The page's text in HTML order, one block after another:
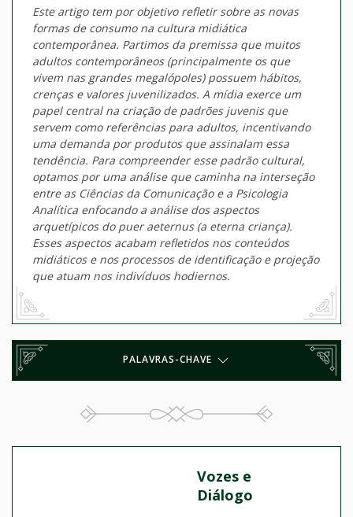
Este artigo tem por objetivo refletir sobre as novas
formas de consumo na cultura midiática
contemporânea. Partimos da premissa que muitos
adultos contemporâneos (principalmente os que
vivem nas grandes megalópoles) possuem hábitos,
crenças e valores juvenilizados. A mídia exerce um
papel central na criação de padrões juvenis que
servem como referências para adultos, incentivando
uma demanda por produtos que assinalam essa
tendência. Para compreender esse padrão cultural,
optamos por uma análise que caminha na interseção
entre as Ciências da Comunicação e a Psicologia
Analítica enfocando a análise dos aspectos
arquetípicos do puer aeternus(a eterna criança).
Esses aspectos acabam refletidos nos conteúdos
midiáticos e nos processos de identificação e projeção
que atuam nos indivíduos hodiernos.
PALAVRAS-CHAVE
Vozes e
Diálogo